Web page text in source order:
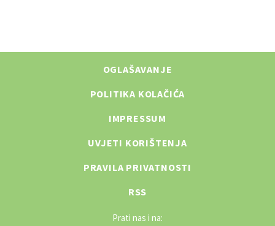
OGLAŠAVANJE
POLITIKA KOLAČIĆA
IMPRESSUM
UVJETI KORIŠTENJA
PRAVILA PRIVATNOSTI
RSS
Prati nas i na: